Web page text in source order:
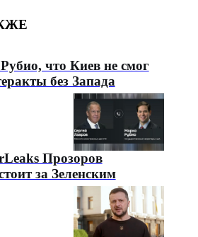
что Киев не смог
без Запада
Прозоров
за Зеленским